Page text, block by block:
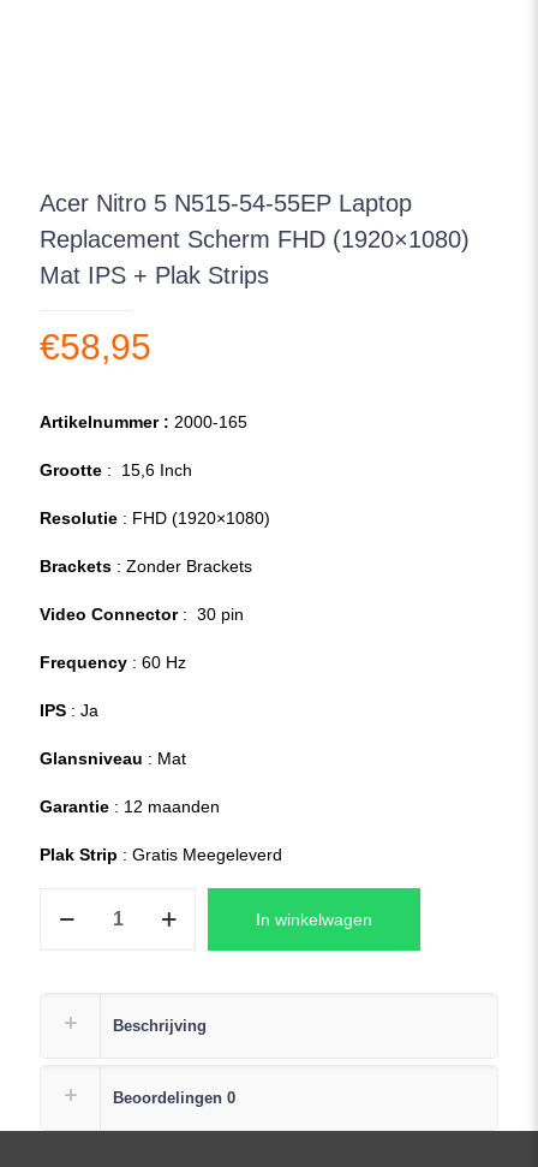
Acer Nitro 5 N515-54-55EP Laptop
Replacement Scherm FHD (1920×1080)
Mat IPS + Plak Strips
€58,95
Artikelnummer : 2000-165
Grootte : 15,6 Inch
Resolutie : FHD (1920×1080)
Brackets : Zonder Brackets
Video Connector: 30 pin
Frequency : 60 Hz
IPS : Ja
Glansniveau : Mat
Garantie : 12 maanden
Plak Strip : Gratis Meegeleverd
In winkelwagen
Beschrijving
Beoordelingen 0